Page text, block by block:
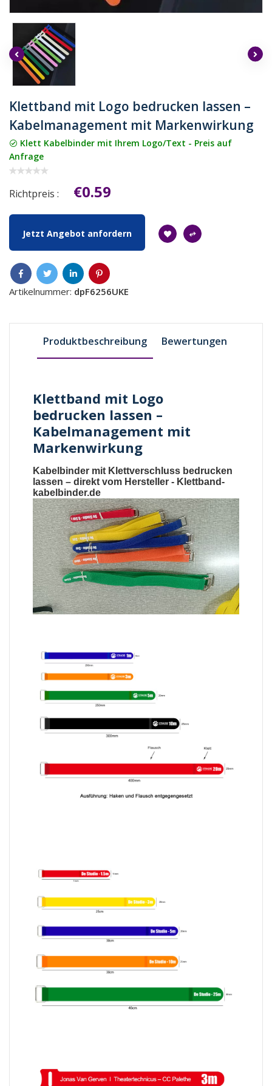
Klettband mit Logo bedrucken lassen –
Kabelmanagement mit Markenwirkung
Klett Kabelbinder mit Ihrem Logo/Text - Preis auf
Anfrage
Richtpreis : €0.59
Jetzt Angebot anfordern
Artikelnummer: dpF6256UKE
Produktbeschreibung Bewertungen
Klettband mit Logo
bedrucken lassen –
Kabelmanagement mit
Markenwirkung
Kabelbinder mit Klettverschluss bedrucken
lassen – direkt vom Hersteller - Klettband-
kabelbinder.de